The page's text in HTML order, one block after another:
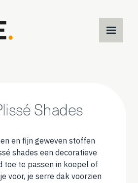
Shades
en fijn geweven stoffen
shades een decoratieve
toe te passen in koepel of
voor, je serre dak voorzien